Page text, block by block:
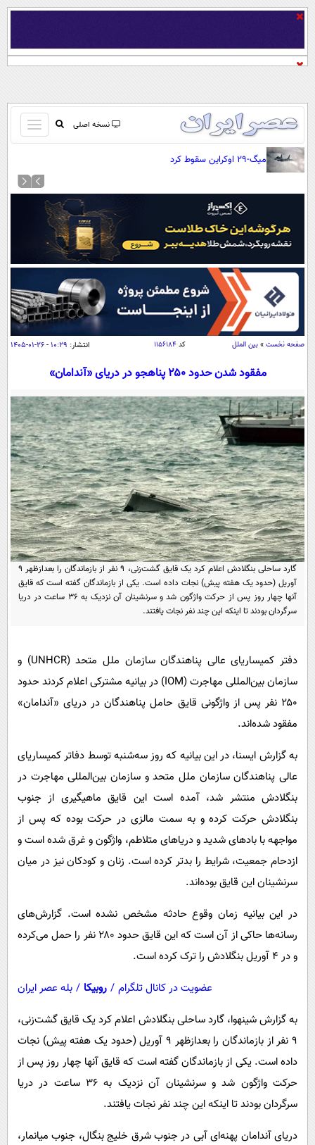
نسخه اصلی
باز
و
کردن
صفحه اول
آرشیو
نظرسنجی
آب و هوا
اوقات شرعی
سواد زندگی
اقتصاد
اقتصادی
جامعه
حوادث
سلامت
یک برش دانایی
محیط زیست
سفر و تفریح
بین الملل
سیاست خارجی
فرهنگ و هنر
علم و دانش
فناوری و It
علمی
اخبار کریپتو
قرآن
گوناگون
سرگرمی
باشگاه مغز
مجله تصویری سلاح
فیلم
اقتصاد
ورزش
سیاست
فناوری
گوناگون
فرهنگی
بین الملل
اجتماعی
عصر ایران 2
خواندنی ها و دیدنی ها
داستان کوتاه
روانشناسی
آشپزی
آموزش زبان
میگ-۲۹ اوکراین سقوط کرد
صفحه نخست » بین الملل کد ۱۱۵۶۱۸۴ انتشار: ۱۰:۲۹ - ۲۶-۰۱-۱۴۰۵
مفقود شدن حدود ۲۵۰ پناهجو در دریای «آندامان»
گارد ساحلی بنگلادش اعلام کرد یک قایق گشت‌زنی، ۹ نفر از بازماندگان را بعدازظهر ۹
آوریل (حدود یک هفته پیش) نجات داده است. یکی از بازماندگان گفته است که قایق
آنها چهار روز پس از حرکت واژگون شد و سرنشینان آن نزدیک به ۳۶ ساعت در دریا
سرگردان بودند تا اینکه این چند نفر نجات یافتند.
دفتر کمیساریای عالی پناهندگان سازمان ملل متحد (UNHCR) و
سازمان بین‌المللی مهاجرت (IOM) در بیانیه مشترکی اعلام کردند حدود
۲۵۰ نفر پس از واژگونی قایق حامل پناهندگان در دریای «آندامان»
مفقود شده‌اند.
به گزارش ایسنا،‌ در این بیانیه که روز سه‌شنبه توسط دفاتر کمیساریای
عالی پناهندگان سازمان ملل متحد و سازمان بین‌المللی مهاجرت در
بنگلادش منتشر شد، آمده است این قایق ماهیگیری از جنوب
بنگلادش حرکت کرده و به سمت مالزی در حرکت بوده که پس از
مواجهه با بادهای شدید و دریاهای متلاطم، واژگون و غرق شده است و
ازدحام جمعیت، شرایط را بدتر کرده است. زنان و کودکان نیز در میان
سرنشینان این قایق بوده‌اند.
در این بیانیه زمان وقوع حادثه مشخص نشده است. گزارش‌های
رسانه‌ها حاکی از آن است که این قایق حدود ۲۸۰ نفر را حمل می‌کرده
و در ۴ آوریل بنگلادش را ترک کرده است.
عضویت در کانال تلگرام / روبیکا / بله عصر ایران
به گزارش شینهوا،‌ گارد ساحلی بنگلادش اعلام کرد یک قایق گشت‌زنی،
۹ نفر از بازماندگان را بعدازظهر ۹ آوریل (حدود یک هفته پیش) نجات
داده است. یکی از بازماندگان گفته است که قایق آنها چهار روز پس از
حرکت واژگون شد و سرنشینان آن نزدیک به ۳۶ ساعت در دریا
سرگردان بودند تا اینکه این چند نفر نجات یافتند.
دریای آندامان پهنه‌ای آبی در جنوب شرق خلیج بنگال، جنوب میانمار،